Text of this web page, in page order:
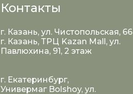
Контакты
г. Казань, ул. Чистопольская, 66
г. Казань, ТРЦ Kazan Mall, ул.
Павлюхина, 91, 2 этаж
г. Екатеринбург,
Универмаг Bolshoy, ул.